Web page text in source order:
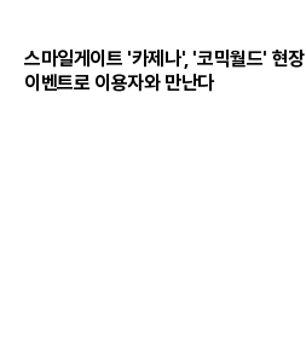
스마일게이트 '카제나', '코믹월드' 현장
이벤트로 이용자와 만난다